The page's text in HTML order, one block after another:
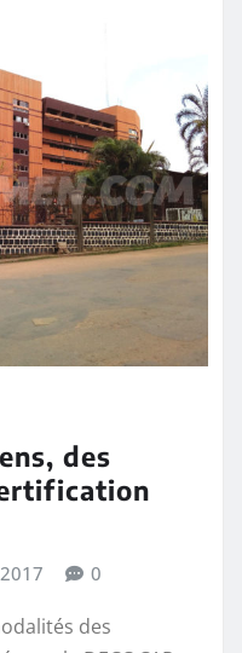
des
0
des